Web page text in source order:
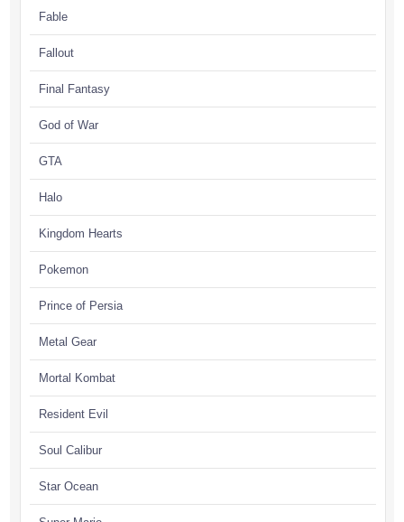
Fable
Fallout
Final Fantasy
God of War
GTA
Halo
Kingdom Hearts
Pokemon
Prince of Persia
Metal Gear
Mortal Kombat
Resident Evil
Soul Calibur
Star Ocean